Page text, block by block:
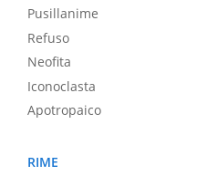
Pusillanime
Refuso
Neofita
Iconoclasta
Apotropaico
RIME